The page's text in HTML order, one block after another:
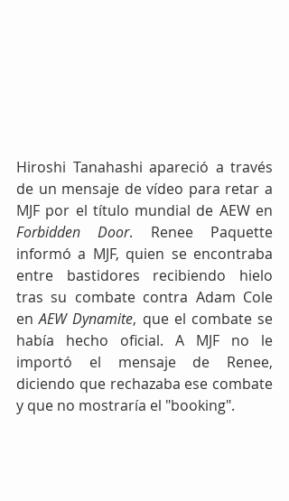
Hiroshi Tanahashi apareció a través
de un mensaje de vídeo para retar a
Forbidden Door. Renee Paquette
informó a MJF, quien se encontraba
entre bastidores recibiendo hielo
tras su combate contra Adam Cole
en AEW Dynamite, que el combate se
había hecho oficial. A MJF no le
importó el mensaje de Renee,
diciendo que rechazaba ese combate
y que no mostraría el "booking".